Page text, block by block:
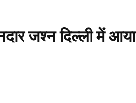
जश्न दिल्ली में आया